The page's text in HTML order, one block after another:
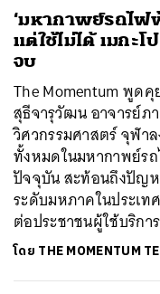
‘มหากาพย์รถไฟ
แต่ใช้ไม่ได้ เมกะ
จบ
The Momentum พูด
สุธีจารุวัฒน อาจารย์ภ
วิศวกรรมศาสตร์ จุฬา
ทั้งหมดในมหากาพย์ร
ปัจจุบัน สะท้อนถึงปัญห
ระดับมหภาคในประเ
ต่อประชาชนผู้ใช้บริกา
โดย THE MOMENTUM